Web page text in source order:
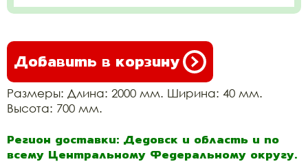
Добавить в корзину
Размеры: Длина: 2000 мм. Ширина: 40 мм.
Высота: 700 мм.
Регион доставки: Дедовск и область и по
всему Центральному Федеральному округу.